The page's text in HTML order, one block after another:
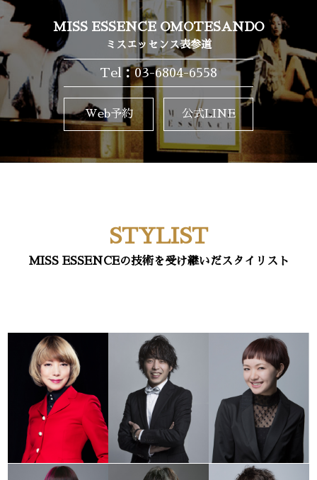
MISS ESSENCE OMOTESANDO
ミスエッセンス表参道
Tel：03-6804-6558
Web予約 公式LINE
STYLIST
MISS ESSENCEの技術を受け継いだスタイリスト